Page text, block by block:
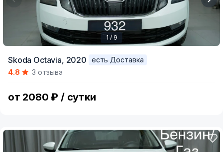
of
1 / 9
Skoda Octavia, 2020
есть Доставка
4.8
3 отзыва
от 2080 ₽ / сутки